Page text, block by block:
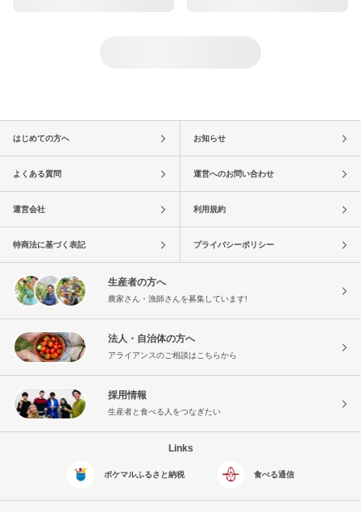
はじめての方へ お知らせ
よくある質問 運営へのお問い合わせ
運営会社 利用規約
特商法に基づく表記 プライバシーポリシー
生産者の方へ
農家さん・漁師さんを募集しています!
法人・自治体の方へ
アライアンスのご相談はこちらから
採用情報
生産者と食べる人をつなぎたい
Links
ポケマルふるさと納税 食べる通信